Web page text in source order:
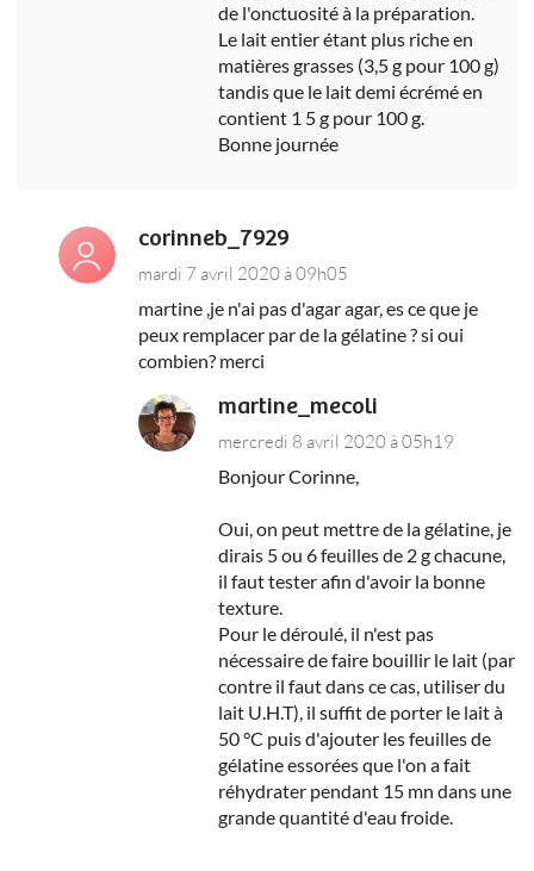
de l'onctuosité à la préparation.
Le lait entier étant plus riche en
matières grasses (3,5 g pour 100 g)
tandis que le lait demi écrémé en
contient 1 5 g pour 100 g.
Bonne journée
corinneb_7929
mardi 7 avril 2020 à 09h05
martine ,je n'ai pas d'agar agar, es ce que je
peux remplacer par de la gélatine ? si oui
combien? merci
martine_mecoli
mercredi 8 avril 2020 à 05h19
Bonjour Corinne,
Oui, on peut mettre de la gélatine, je
dirais 5 ou 6 feuilles de 2 g chacune,
il faut tester afin d'avoir la bonne
texture.
Pour le déroulé, il n'est pas
nécessaire de faire bouillir le lait (par
contre il faut dans ce cas, utiliser du
lait U.H.T), il suffit de porter le lait à
50 °C puis d'ajouter les feuilles de
gélatine essorées que l'on a fait
réhydrater pendant 15 mn dans une
grande quantité d'eau froide.